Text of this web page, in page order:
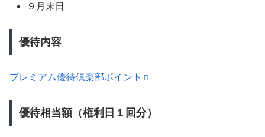
９月末日
優待内容
プレミアム優待倶楽部ポイント
優待相当額（権利日１回分）